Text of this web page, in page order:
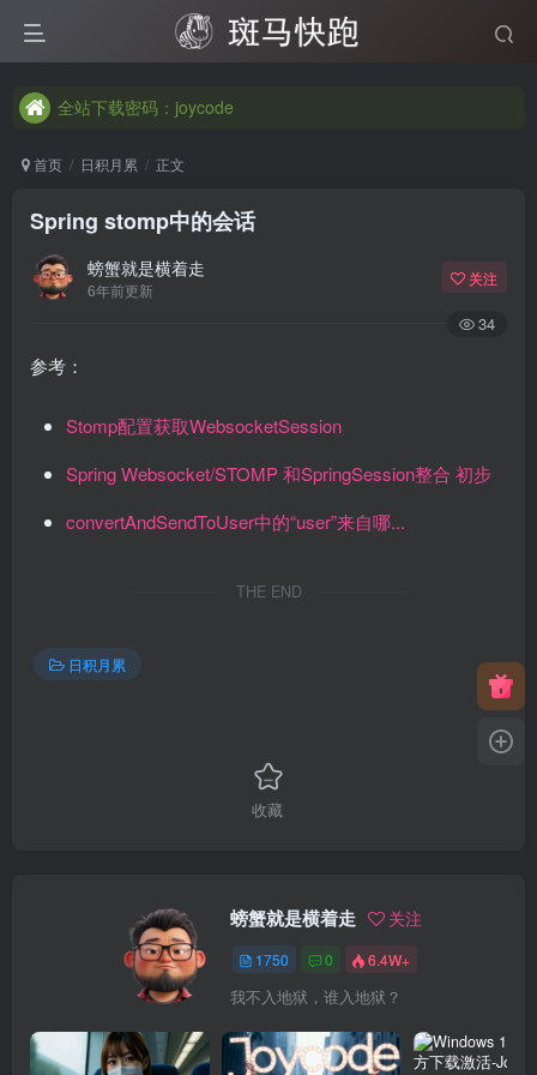
全站下载密码：joycode
全站下载密码：joycode
全站下载密码：joycode
首页 日积月累 正文
Spring stomp中的会话
螃蟹就是横着走
6年前更新
关注
34
参考：
Stomp配置获取WebsocketSession
Spring Websocket/STOMP 和SpringSession整合 初步
convertAndSendToUser中的“user”来自哪...
THE END
日积月累
收藏
螃蟹就是横着走 关注
1750 0 6.4W+
我不入地狱，谁入地狱？